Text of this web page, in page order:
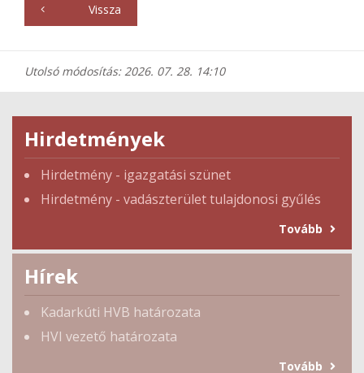
Vissza
Utolsó módosítás: 2026. 07. 28. 14:10
Hirdetmények
Hirdetmény - igazgatási szünet
Hirdetmény - vadászterület tulajdonosi gyűlés
Tovább
Hírek
Kadarkúti HVB határozata
HVI vezető határozata
Tovább